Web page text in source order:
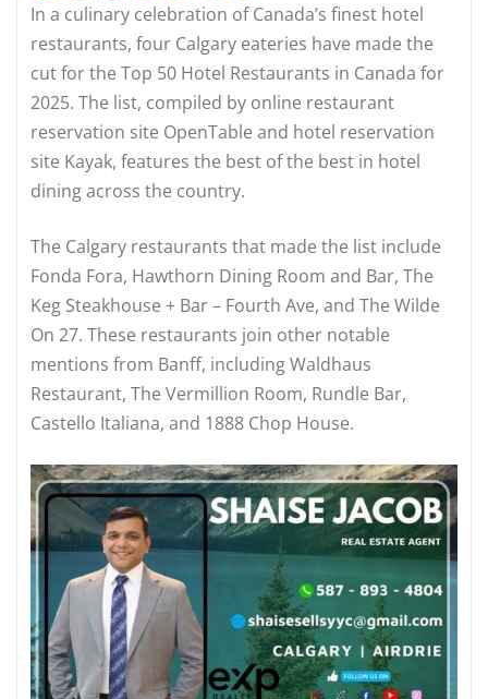
In a culinary celebration of Canada’s finest hotel
restaurants, four Calgary eateries have made the
cut for the Top 50 Hotel Restaurants in Canada for
2025. The list, compiled by online restaurant
reservation site OpenTable and hotel reservation
site Kayak, features the best of the best in hotel
dining across the country.
The Calgary restaurants that made the list include
Fonda Fora, Hawthorn Dining Room and Bar, The
Keg Steakhouse + Bar – Fourth Ave, and The Wilde
On 27. These restaurants join other notable
mentions from Banff, including Waldhaus
Restaurant, The Vermillion Room, Rundle Bar,
Castello Italiana, and 1888 Chop House.